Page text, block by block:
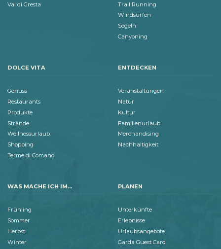
Val di Gresta
Trail Running
Windsurfen
Segeln
Canyoning
DOLCE VITA
Genuss
Restaurants
Produkte
Strände
Wellnessurlaub
Shopping
Terme di Comano
ENTDECKEN
Veranstaltungen
Natur
Kultur
Familienurlaub
Merchandising
Nachhaltigkeit
WAS MACHE ICH IM...
Frühling
Sommer
Herbst
Winter
PLANEN
Unterkünfte
Erlebnisse
Urlaubsangebote
Garda Guest Card